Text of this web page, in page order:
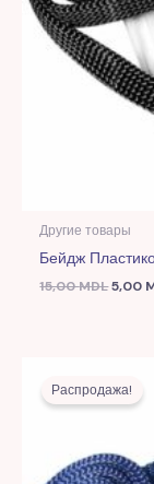
Другие товары
Бейдж
15,00MDL5,00
Распродажа!
цена